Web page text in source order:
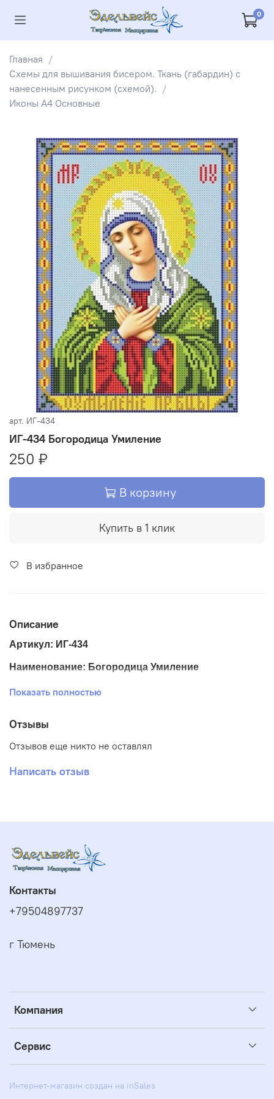
0
Главная
Схемы для вышивания бисером. Ткань (габардин) с
нанесенным рисунком (схемой).
Иконы А4 Основные
арт. ИГ-434
ИГ-434 Богородица Умиление
250 ₽
В корзину
Купить в 1 клик
В избранное
Описание
Артикул: ИГ-434
Наименование: Богородица Умиление
Размер ткани 25*33 см.
Показать полностью
Отзывы
Отзывов еще никто не оставлял
Написать отзыв
Компания
Сервис
Контакты
+79504897737
г Тюмень
Интернет-магазин создан на inSales